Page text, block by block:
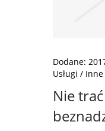
Dodane:
Usługi / Inne
Nie